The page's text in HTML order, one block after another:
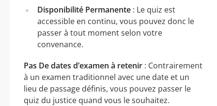
Disponibilité Permanente : Le quiz est
accessible en continu, vous pouvez donc le
passer à tout moment selon votre
convenance.
Pas De dates d’examen à retenir : Contrairement
à un examen traditionnel avec une date et un
lieu de passage définis, vous pouvez passer le
quiz du justice quand vous le souhaitez.